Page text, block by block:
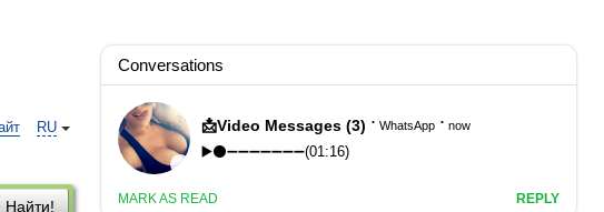
RU
Найти!